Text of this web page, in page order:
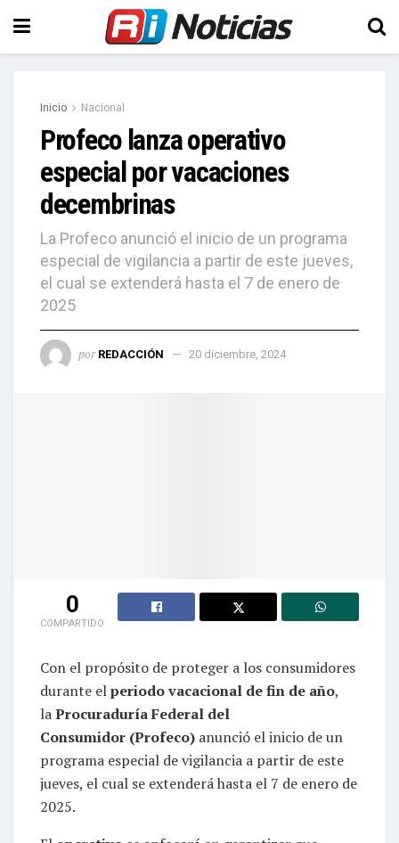
Inicio Nacional
Profeco lanza operativo
especial por vacaciones
decembrinas
La Profeco anunció el inicio de un programa
especial de vigilancia a partir de este jueves,
el cual se extenderá hasta el 7 de enero de
2025
por REDACCIÓN 20 diciembre, 2024
0
COMPARTIDO
Con el propósito de proteger a los consumidores
durante elperiodo vacacional de fin de año,
laProcuraduría Federal del
Consumidor (Profeco) anunció el inicio de un
programa especial de vigilancia a partir de este
jueves, el cual se extenderá hasta el 7 de enero de
2025.